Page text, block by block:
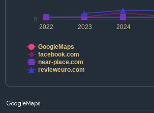
2022 2024
2023
0
GoogleMaps
facebook.com
near-place.com
revieweuro.com
GoogleMaps